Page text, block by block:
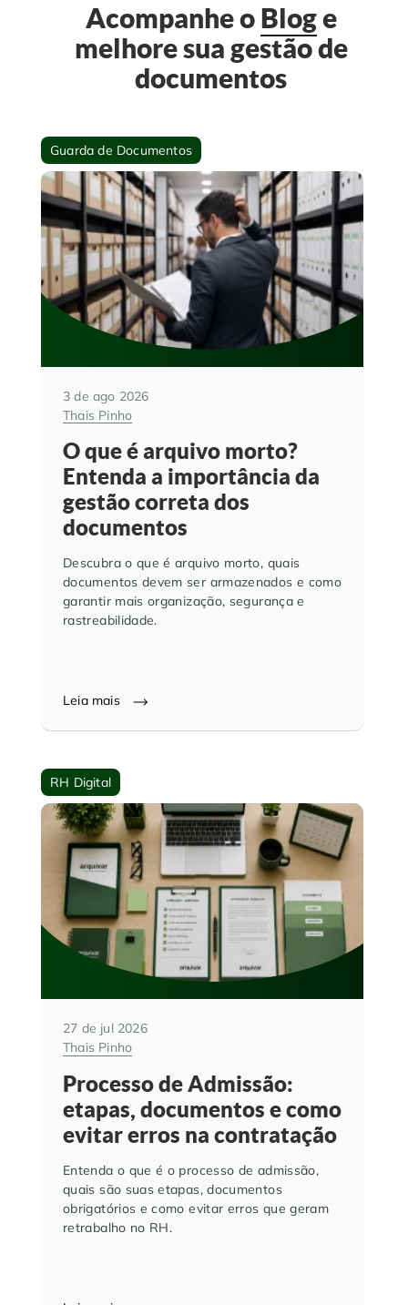
Acompanhe o Bloge
melhore sua gestão de
documentos
Guarda de Documentos
3 de ago 2026
Thais Pinho
O que é arquivo morto?
Entenda a importância da
gestão correta dos
documentos
Descubra o que é arquivo morto, quais
documentos devem ser armazenados e como
garantir mais organização, segurança e
rastreabilidade.
Leia mais
RH Digital
27 de jul 2026
Thais Pinho
Processo de Admissão:
etapas, documentos e como
evitar erros na contratação
Entenda o que é o processo de admissão,
quais são suas etapas, documentos
obrigatórios e como evitar erros que geram
retrabalho no RH.